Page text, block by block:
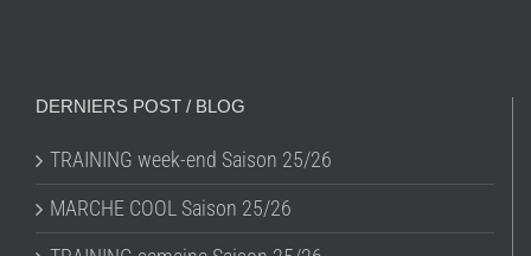
DERNIERS POST / BLOG
TRAINING week-end Saison 25/26
MARCHE COOL Saison 25/26